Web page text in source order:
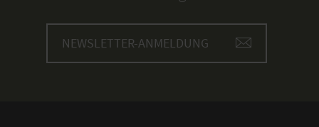
NEWSLETTER-ANMELDUNG